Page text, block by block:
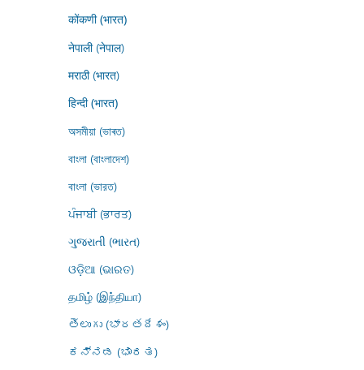
कोंकणी (भारत)
नेपाली (नेपाल)
मराठी (भारत)
हिन्दी (भारत)
অসমীয়া (ভাৰত)
বাংলা (বাংলাদেশ)
বাংলা (ভারত)
ਪੰਜਾਬੀ (ਭਾਰਤ)
ગુજરાતી (ભારત)
ଓଡ଼ିଆ (ଭାରତ)
தமிழ் (இந்தியா)
తెలుగు (భారతదేశం)
ಕನ್ನಡ (ಭಾರತ)